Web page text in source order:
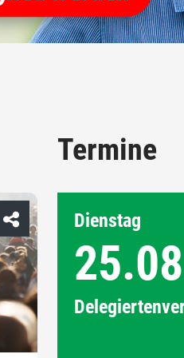
Termine
Dienstag